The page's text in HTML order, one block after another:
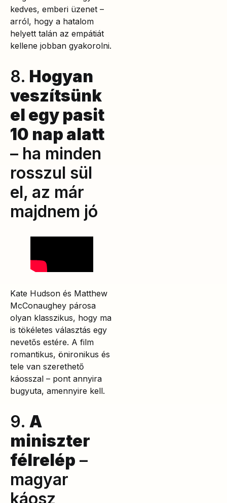
kedves, emberi üzenet –
arról, hogy a hatalom
helyett talán az empátiát
kellene jobban gyakorolni.
8. Hogyan
veszítsünk
el egy pasit
10 nap alatt
– ha minden
rosszul sül
el, az már
majdnem jó
Kate Hudson és Matthew
McConaughey párosa
olyan klasszikus, hogy ma
is tökéletes választás egy
nevetős estére. A film
romantikus, önironikus és
tele van szerethető
káosszal – pont annyira
bugyuta, amennyire kell.
9. A
miniszter
félrelép –
magyar
káosz